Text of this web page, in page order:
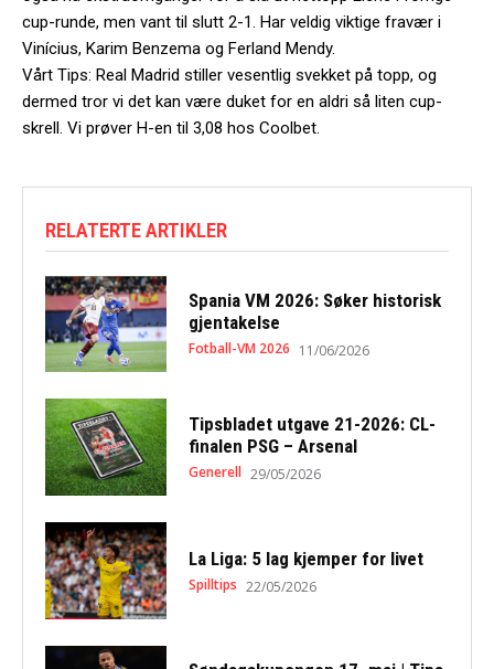
cup-runde, men vant til slutt 2-1. Har veldig viktige fravær i
Vinícius, Karim Benzema og Ferland Mendy.
Vårt Tips: Real Madrid stiller vesentlig svekket på topp, og
dermed tror vi det kan være duket for en aldri så liten cup-
skrell. Vi prøver H-en til 3,08 hos Coolbet.
RELATERTE ARTIKLER
Spania VM 2026: Søker historisk
gjentakelse
Fotball-VM 2026 11/06/2026
Tipsbladet utgave 21-2026: CL-
finalen PSG – Arsenal
Generell 29/05/2026
La Liga: 5 lag kjemper for livet
Spilltips 22/05/2026